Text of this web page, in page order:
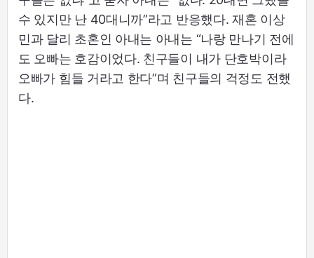
수 있지만 난 40대니까”라고 반응했다. 재혼 이상
민과 달리 초혼인 아내는 아내는 “나랑 만나기 전에
도 오빠는 호감이었다. 친구들이 내가 단호박이라
오빠가 힘들 거라고 한다”며 친구들의 걱정도 전했
다.